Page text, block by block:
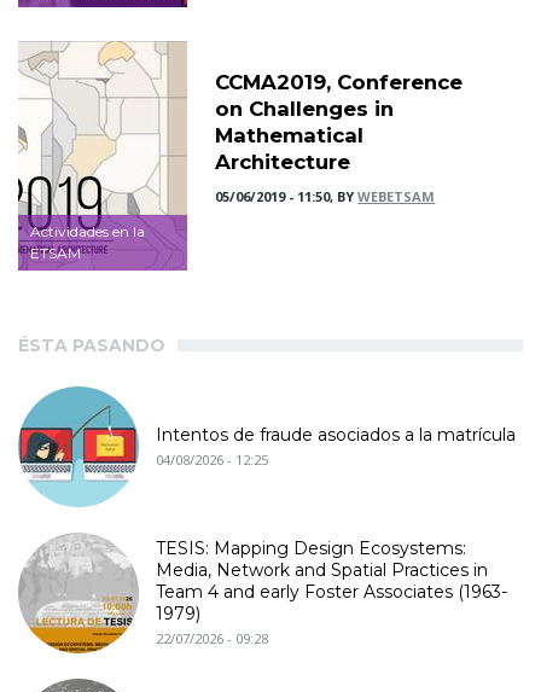
Actividades en la
ETSAM
CCMA2019, Conference
on Challenges in
Mathematical
Architecture
05/06/2019 - 11:50, BYWEBETSAM
ÉSTA PASANDO
Intentos de fraude asociados a la matrícula
04/08/2026 - 12:25
TESIS: Mapping Design Ecosystems:
Media, Network and Spatial Practices in
Team 4 and early Foster Associates (1963-
1979)
22/07/2026 - 09:28